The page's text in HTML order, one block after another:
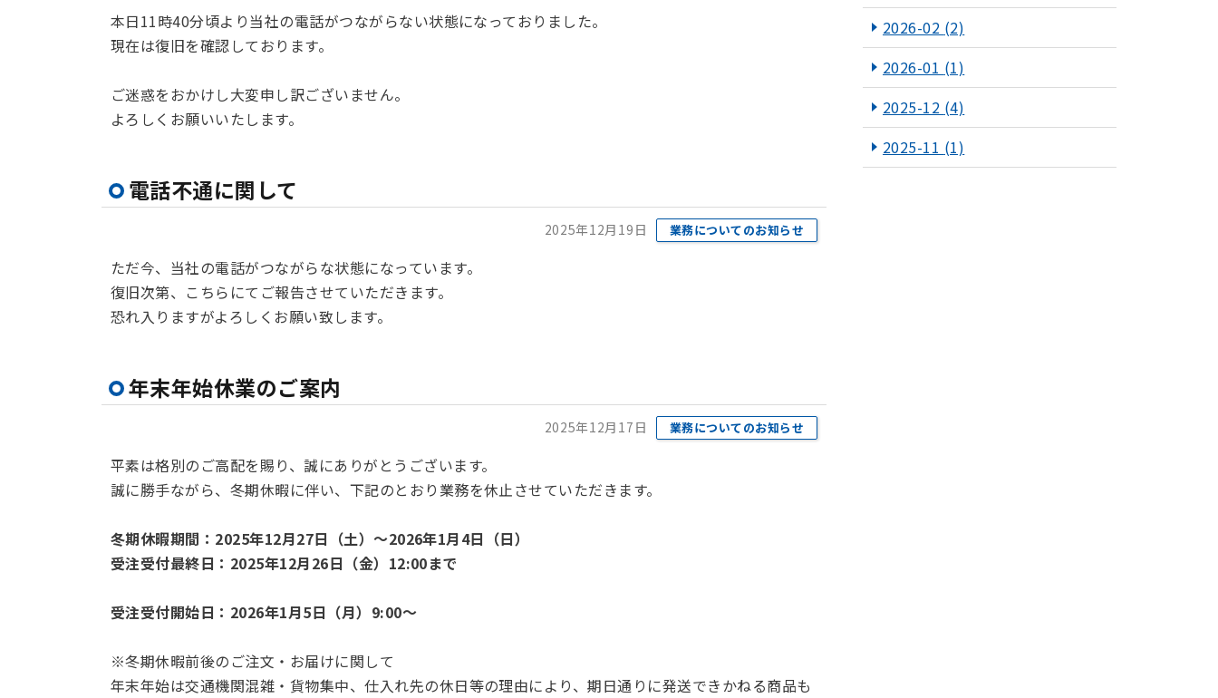
本日11時40分頃より当社の電話がつながらない状態になっておりました。
現在は復旧を確認しております。
ご迷惑をおかけし大変申し訳ございません。
よろしくお願いいたします。
電話不通に関して
2025年12月19日 業務についてのお知らせ
ただ今、当社の電話がつながらな状態になっています。
復旧次第、こちらにてご報告させていただきます。
恐れ入りますがよろしくお願い致します。
年末年始休業のご案内
2025年12月17日 業務についてのお知らせ
平素は格別のご高配を賜り、誠にありがとうございます。
誠に勝手ながら、冬期休暇に伴い、下記のとおり業務を休止させていただきます。
冬期休暇期間：2025年12月27日（土）～2026年1月4日（日）
受注受付最終日：2025年12月26日（金）12:00まで
受注受付開始日：2026年1月5日（月）9:00～
※冬期休暇前後のご注文・お届けに関して
年末年始は交通機関混雑・貨物集中、仕入れ先の休日等の理由により、期日通りに発送できかねる商品も
2026-02 (2)
2026-01 (1)
2025-12 (4)
2025-11 (1)